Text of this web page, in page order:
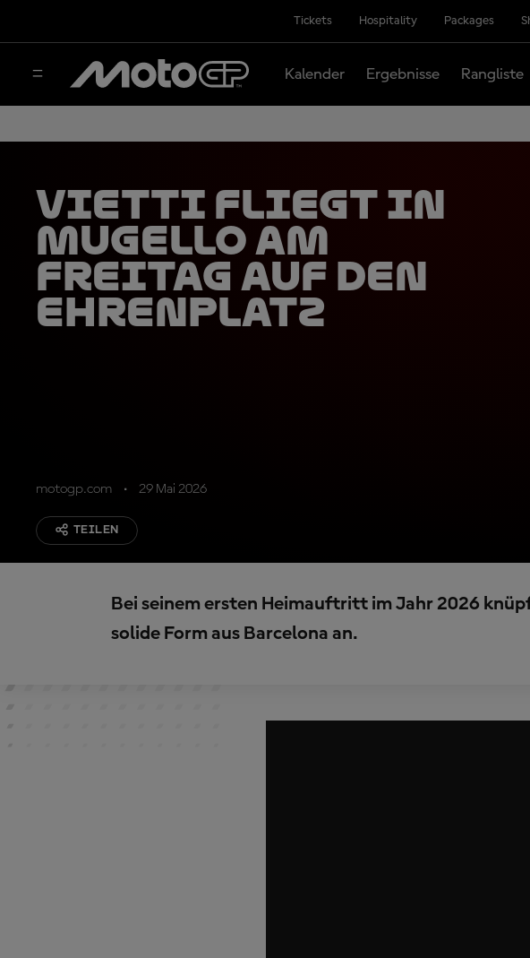
Tickets Hospitality Packages
Kalender Ergebnisse Rangliste
Vietti fliegt in
Mugello am
Freitag auf den
Ehrenplatz
motogp.com 29 Mai 2026
TEILEN
Bei seinem ersten Heimauftritt im Jahr 2026
solide Form aus Barcelona an.